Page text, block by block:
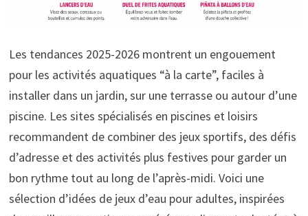
Les tendances 2025-2026 montrent un engouement
pour les activités aquatiques “à la carte”, faciles à
installer dans un jardin, sur une terrasse ou autour d’une
piscine. Les sites spécialisés en piscines et loisirs
recommandent de combiner des jeux sportifs, des défis
d’adresse et des activités plus festives pour garder un
bon rythme tout au long de l’après-midi. Voici une
sélection d’idées de jeux d’eau pour adultes, inspirées